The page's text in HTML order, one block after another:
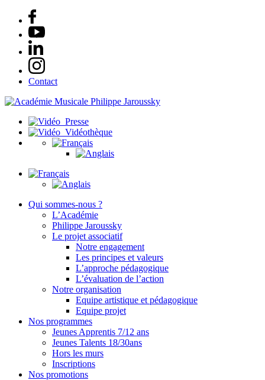
Contact
Presse
Vidéothèque
Qui sommes-nous ?
L’Académie
Philippe Jaroussky
Le projet associatif
Notre engagement
Les principes et valeurs
L’approche pédagogique
L’évaluation de l’action
Notre organisation
Equipe artistique et pédagogique
Equipe projet
Nos programmes
Jeunes Apprentis 7/12 ans
Jeunes Talents 18/30ans
Hors les murs
Inscriptions
Nos promotions